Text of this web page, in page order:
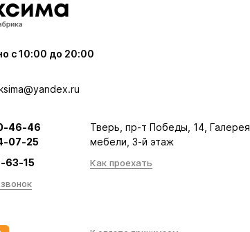
с 10:00 до 20:00
46-46
07-25
63-15
Тверь, пр-т Победы, 14, Галерея
мебели, 3-й этаж
Как проехать